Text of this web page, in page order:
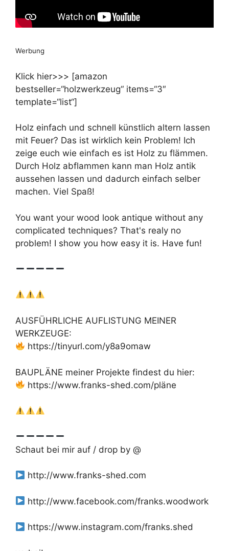
Werbung
Klick hier>>> [amazon
bestseller=“holzwerkzeug“ items=“3″
template=“list“]
Holz einfach und schnell künstlich altern lassen
mit Feuer? Das ist wirklich kein Problem! Ich
zeige euch wie einfach es ist Holz zu flämmen.
Durch Holz abflammen kann man Holz antik
aussehen lassen und dadurch einfach selber
machen. Viel Spaß!
You want your wood look antique without any
complicated techniques? That's realy no
problem! I show you how easy it is. Have fun!
AUSFÜHRLICHE AUFLISTUNG MEINER
WERKZEUGE:
https://tinyurl.com/y8a9omaw
BAUPLÄNE meiner Projekte findest du hier:
https://www.franks-shed.com/pläne
Schaut bei mir auf / drop by @
http://www.franks-shed.com
http://www.facebook.com/franks.woodwork
https://www.instagram.com/franks.shed